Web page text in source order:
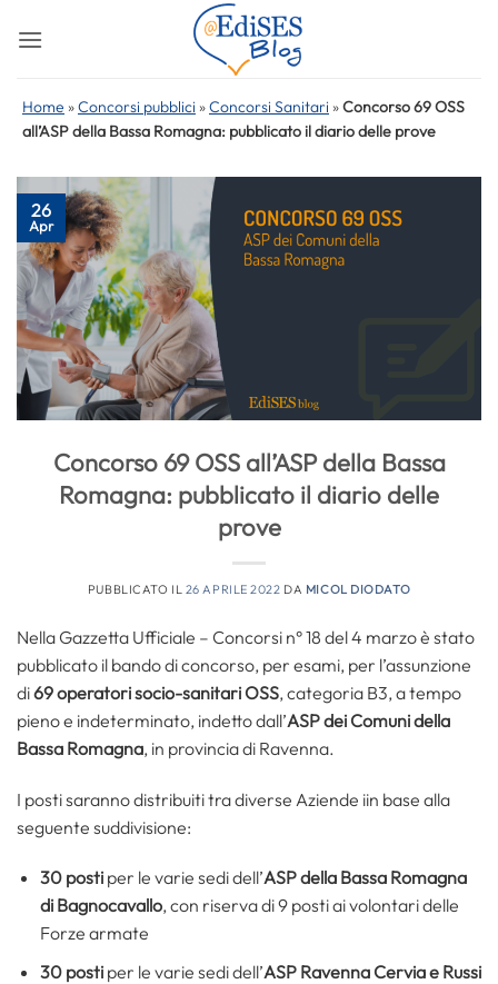
Home »Concorsi pubblici »Concorsi Sanitari »Concorso 69 OSS
all’ASP della Bassa Romagna: pubblicato il diario delle prove
26
Apr
Concorso 69 OSS all’ASP della Bassa
Romagna: pubblicato il diario delle
prove
PUBBLICATO IL 26 APRILE 2022 DA MICOL DIODATO
Nella Gazzetta Ufficiale – Concorsi n° 18 del 4 marzo è stato
pubblicato il bando di concorso, per esami, per l’assunzione
di69 operatori socio-sanitari OSS, categoria B3, a tempo
pieno e indeterminato, indetto dall’ASP dei Comuni della
Bassa Romagna, in provincia di Ravenna.
I posti saranno distribuiti tra diverse Aziende iin base alla
seguente suddivisione:
30 postiper le varie sedi dell’ASP della Bassa Romagna
di Bagnocavallo, con riserva di 9 posti ai volontari delle
Forze armate
30 postiper le varie sedi dell’ASP Ravenna Cervia e Russi